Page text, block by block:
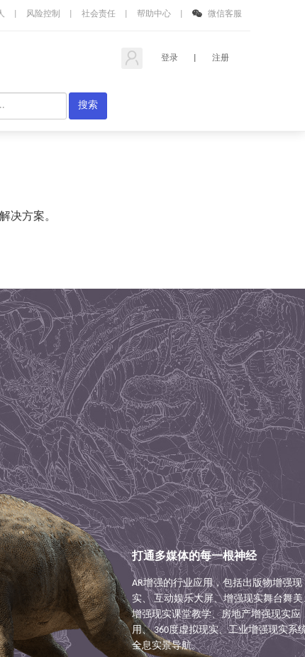
风险控制 社会责任 帮助中心 微信客服
登录 注册
决方案。
打通多媒体的每一根神经
AR增强的行业应用，包括出版物增强现
实、 互动娱乐大屏、增强现实舞台舞美
增强现实课堂教学、房地产增强现实应
用、 360度虚拟现实、工业增强现实系
全息实景导航。